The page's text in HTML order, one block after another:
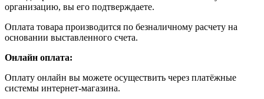
организацию, вы его подтверждаете.
Оплата товара производится по безналичному расчету на
основании выставленного счета.
Онлайн оплата:
Оплату онлайн вы можете осуществить через платёжные
системы интернет-магазина.